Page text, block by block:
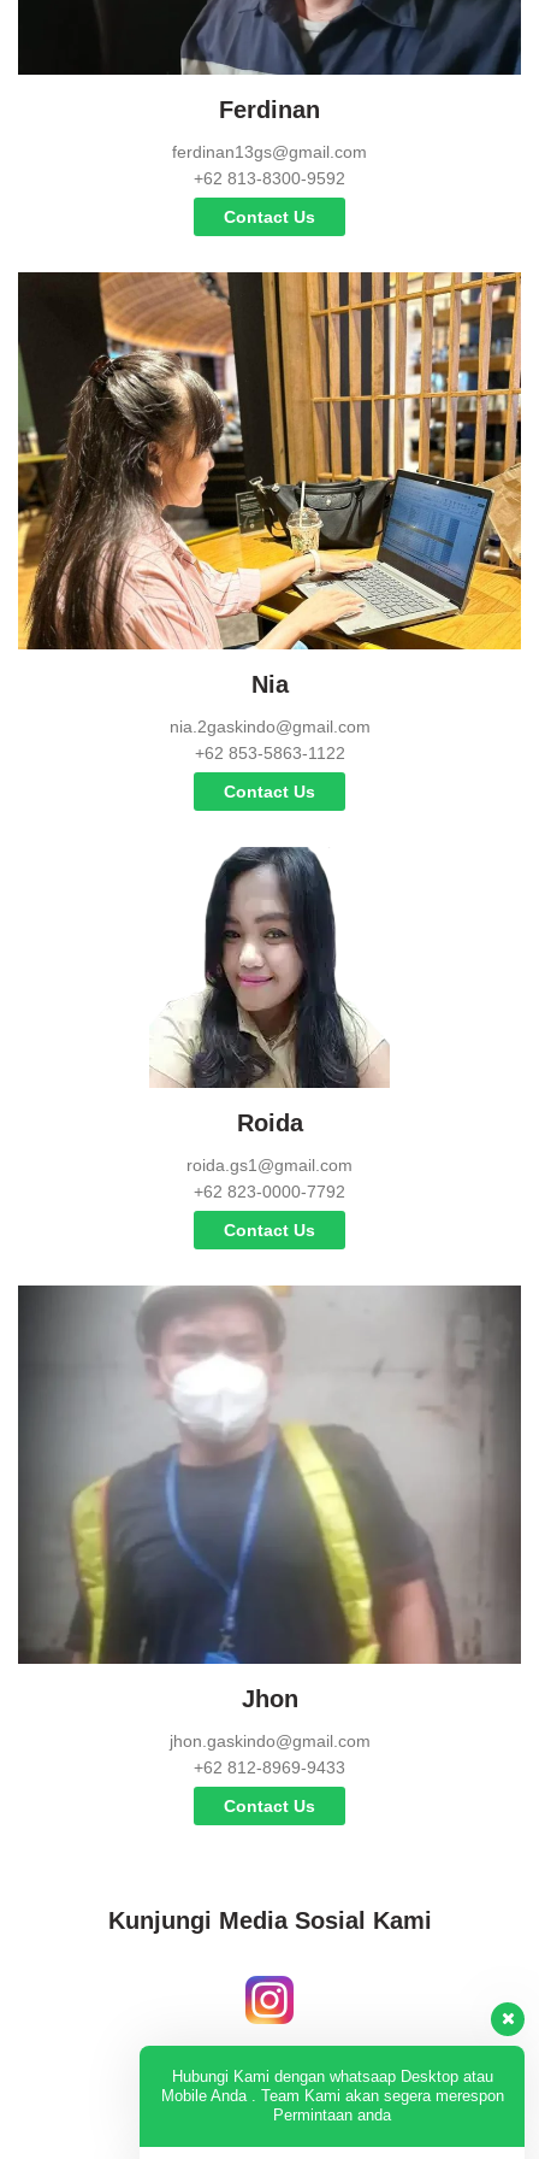
Ferdinan
ferdinan13gs@gmail.com
+62 813-8300-9592
Contact Us
Nia
nia.2gaskindo@gmail.com
+62 853-5863-1122
Contact Us
Roida
roida.gs1@gmail.com
+62 823-0000-7792
Contact Us
Jhon
jhon.gaskindo@gmail.com
+62 812-8969-9433
Contact Us
Kunjungi Media Sosial Kami
KUNJUNGI
Hubungi Kami dengan whatsaap Desktop atau
Mobile Anda . Team Kami akan segera merespon
Permintaan anda